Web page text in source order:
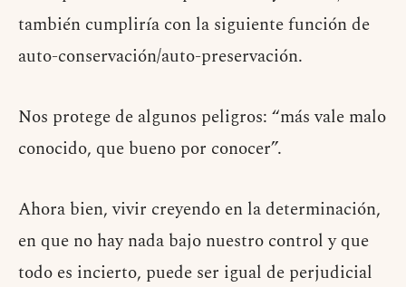
también cumpliría con la siguiente función de
auto-conservación/auto-preservación.
Nos protege de algunos peligros: “más vale malo
conocido, que bueno por conocer”.
Ahora bien, vivir creyendo en la determinación,
en que no hay nada bajo nuestro control y que
todo es incierto, puede ser igual de perjudicial